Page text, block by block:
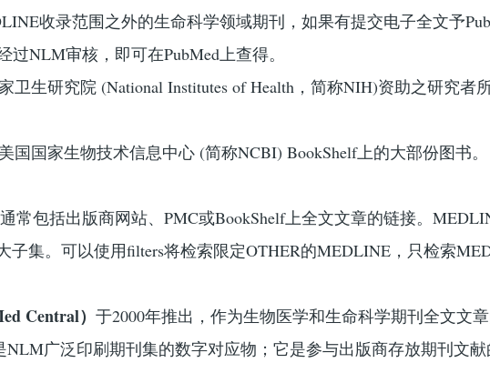
收录范围之外的生命科学领域期刊，如果有提交电子全文予
过NLM审核，即可在PubMed上查得。
卫生研究院 (National Institutes of Health，简称NIH)资助之研究者
国国家生物技术信息中心 (简称NCBI) BookShelf上的大部份图书。
常包括出版商网站、PMC或BookShelf上全文文章的链接。
子集。可以使用filters将检索限定OTHER的MEDLINE，只检索
Central）于2000年推出，作为生物医学和生命科学期刊全文文
NLM广泛印刷期刊集的数字对应物；它是参与出版商存放期刊文